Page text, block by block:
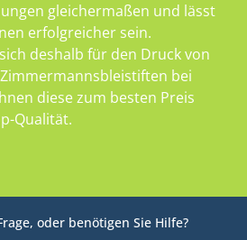
gleichermaßen und lässt
erfolgreicher sein.
deshalb für den Druck von
bei
diese zum besten Preis
Qualität.
oder benötigen Sie Hilfe?